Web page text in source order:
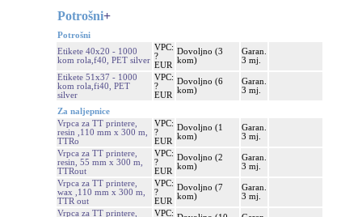
Potrošni+
Potrošni
Etikete 40x20 - 1000
kom rola,f40, PET silver
VPC:
?
EUR
Dovoljno (3
kom)
Garan.
3 mj.
Etikete 51x37 - 1000
kom rola,fi40, PET
silver
VPC:
?
EUR
Dovoljno (6
kom)
Garan.
3 mj.
Za naljepnice
Vrpca za TT printere,
resin ,110 mm x 300 m,
TTRo
VPC:
?
EUR
Dovoljno (1
kom)
Garan.
3 mj.
Vrpca za TT printere,
resin, 55 mm x 300 m,
TTRout
VPC:
?
EUR
Dovoljno (2
kom)
Garan.
3 mj.
Vrpca za TT printere,
wax ,110 mm x 300 m,
TTR out
VPC:
?
EUR
Dovoljno (7
kom)
Garan.
3 mj.
Vrpca za TT printere,
VPC: